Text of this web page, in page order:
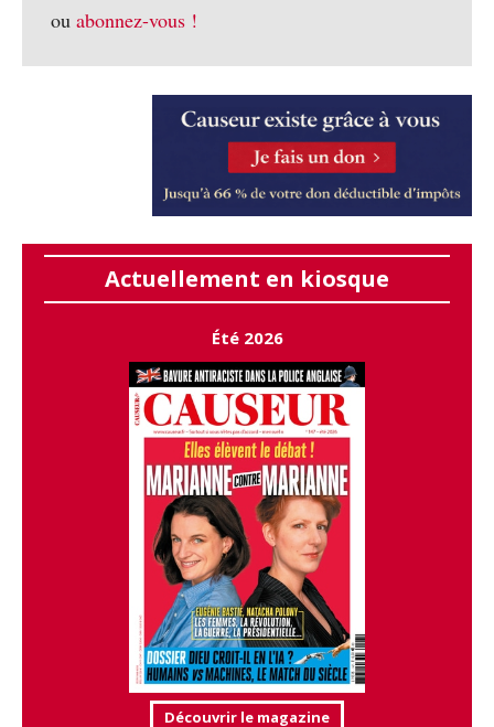
ou abonnez-vous !
Actuellement en kiosque
Été 2026
Découvrir le magazine